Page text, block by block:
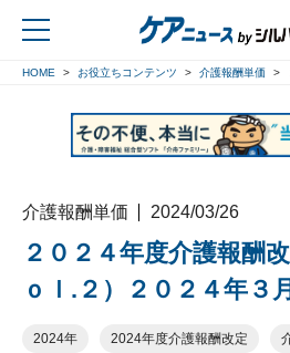
HOME お役立ちコンテンツ 介護報酬単価
介護報酬単価 2024/03/26
２０２４年度介護報酬
ｏｌ.２）２０２４年３
2024年 2024年度介護報酬改定